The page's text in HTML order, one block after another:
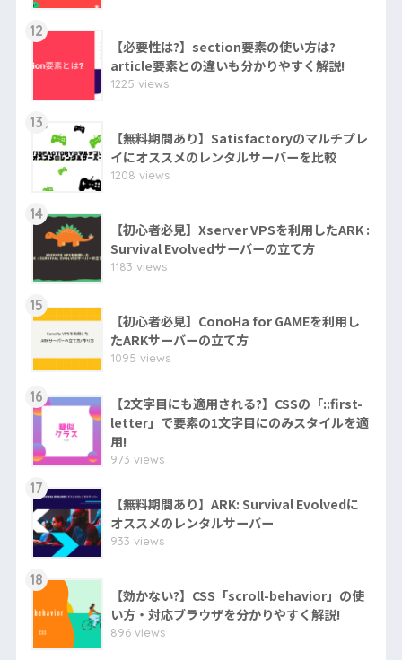
12
【必要性は?】section要素の使い方は?
article要素との違いも分かりやすく解説!
1225 views
13
【無料期間あり】Satisfactoryのマルチプレ
イにオススメのレンタルサーバーを比較
1208 views
14
【初心者必見】Xserver VPSを利用したARK :
Survival Evolvedサーバーの立て方
1183 views
15
【初心者必見】ConoHa for GAMEを利用し
たARKサーバーの立て方
1095 views
16
【2文字目にも適用される?】CSSの「::first-
letter」で要素の1文字目にのみスタイルを適
用!
973 views
17
【無料期間あり】ARK: Survival Evolvedに
オススメのレンタルサーバー
933 views
18
【効かない?】CSS「scroll-behavior」の使
い方・対応ブラウザを分かりやすく解説!
896 views